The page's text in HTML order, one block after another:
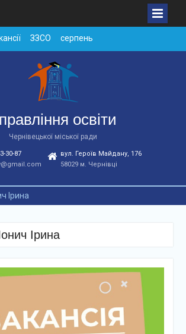
ЗЗСО серпень
ЗЗСО червень
у ЗДО та
підрозділах
станом на
р.
освіти
Чернівецької міської ради
30-87
вул. Героїв Майдану, 176
58029 м. Чернівці
Ірина
Ірина